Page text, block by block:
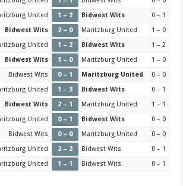
United 1 – 2 Bidwest Wits
0 – 1
Bidwest Wits 2 – 0 Maritzburg United
1 – 0
United 1 – 2 Bidwest Wits
1 – 2
Bidwest Wits 1 – 0 Maritzburg United
1 – 0
Bidwest Wits 0 – 1 Maritzburg United
0 – 0
United 1 – 3 Bidwest Wits
0 – 1
Bidwest Wits 2 – 1 Maritzburg United
1 – 1
United 0 – 1 Bidwest Wits
0 – 0
Bidwest Wits 0 – 0 Maritzburg United
0 – 0
United 2 – 2 Bidwest Wits
0 – 1
United 1 – 1 Bidwest Wits 0 – 1